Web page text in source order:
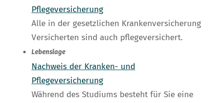
Pflegeversicherung
Alle in der gesetzlichen Krankenversicherung
Versicherten sind auch pflegeversichert.
Lebenslage
Nachweis der Kranken- und
Pflegeversicherung
Während des Studiums besteht für Sie eine